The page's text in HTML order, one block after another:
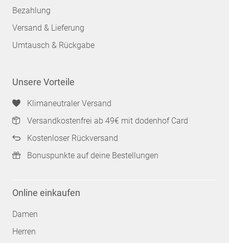
Bezahlung
Versand & Lieferung
Umtausch & Rückgabe
Unsere Vorteile
Klimaneutraler Versand
Versandkostenfrei ab 49€ mit dodenhof Card
Kostenloser Rückversand
Bonuspunkte auf deine Bestellungen
Online einkaufen
Damen
Herren